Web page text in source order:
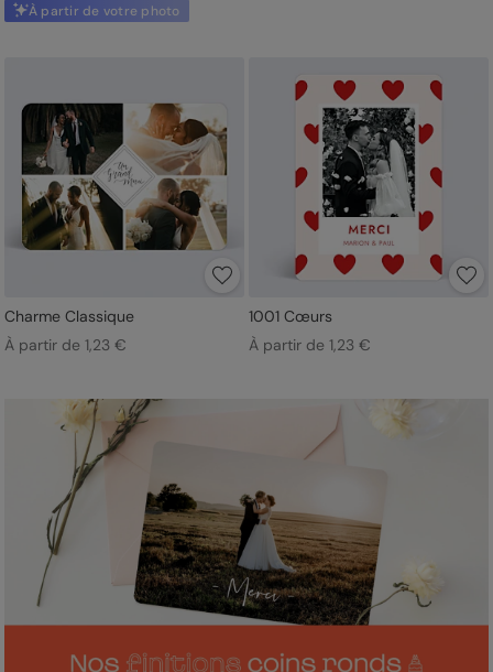
À partir de votre photo
Charme Classique
À partir de 1,23 €
1001 Cœurs
À partir de 1,23 €